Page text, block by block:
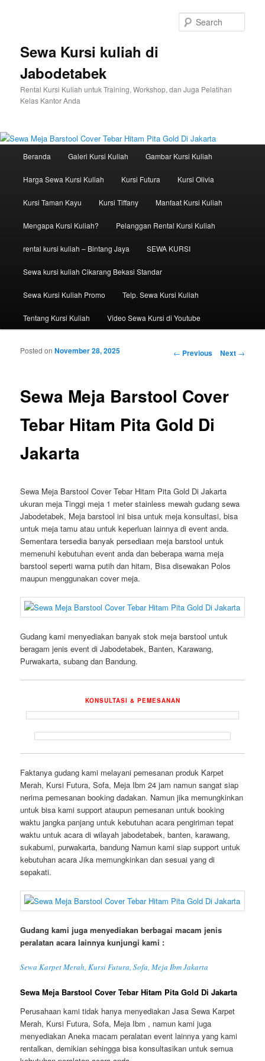
Sewa Kursi kuliah di
Jabodetabek
Rental Kursi Kuliah untuk Training, Workshop, dan Juga Pelatihan
Kelas Kantor Anda
Skip to primary content
Skip to secondary content
Beranda Galeri Kursi Kuliah Gambar Kursi Kuliah
Harga Sewa Kursi Kuliah Kursi Futura Kursi Olivia
Kursi Taman Kayu Kursi Tiffany Manfaat Kursi Kuliah
Mengapa Kursi Kuliah? Pelanggan Rental Kursi Kuliah
rental kursi kuliah – Bintang Jaya SEWA KURSI
Sewa kursi kuliah Cikarang Bekasi Standar
Sewa Kursi Kuliah Promo Telp. Sewa Kursi Kuliah
Tentang Kursi Kuliah Video Sewa Kursi di Youtube
Post navigation
← Previous Next →
Sewa Meja Barstool Cover
Tebar Hitam Pita Gold Di
Jakarta
Posted onNovember 28, 2025
Sewa Meja Barstool Cover Tebar Hitam Pita Gold Di Jakarta
ukuran meja Tinggi meja 1 meter stainless mewah gudang sewa
Jabodetabek, Meja barstool ini bisa untuk meja konsultasi, bisa
untuk meja tamu atau untuk keperluan lainnya di event anda.
Sementara tersedia banyak persediaan meja barstool untuk
memenuhi kebutuhan event anda dan beberapa warna meja
barstool seperti warna putih dan hitam, Bisa disewakan Polos
maupun menggunakan cover meja.
Gudang kami menyediakan banyak stok meja barstool untuk
beragam jenis event di Jabodetabek, Banten, Karawang,
Purwakarta, subang dan Bandung.
KONSULTASI & PEMESANAN
Faktanya gudang kami melayani pemesanan produk Karpet
Merah, Kursi Futura, Sofa, Meja Ibm 24 jam namun sangat siap
nerima pemesanan booking dadakan. Namun jika memungkinkan
untuk bisa kami support ataupun pemesanan untuk booking
waktu jangka panjang untuk kebutuhan acara pengiriman tepat
waktu untuk acara di wilayah jabodetabek, banten, karawang,
sukabumi, purwakarta, bandung Namun kami siap support untuk
kebutuhan acara Jika memungkinkan dan sesuai yang di
sepakati.
Gudang kami juga menyediakan berbagai macam jenis
peralatan acara lainnya kunjungi kami :
Sewa Karpet Merah, Kursi Futura, Sofa, Meja Ibm Jakarta
Sewa Meja Barstool Cover Tebar Hitam Pita Gold Di Jakarta
Perusahaan kami tidak hanya menyediakan Jasa Sewa Karpet
Merah, Kursi Futura, Sofa, Meja Ibm , namun kami juga
menyediakan Aneka macam peralatan event lainnya yang kami
rentalkan, demikian sehingga bisa konsultasikan untuk semua